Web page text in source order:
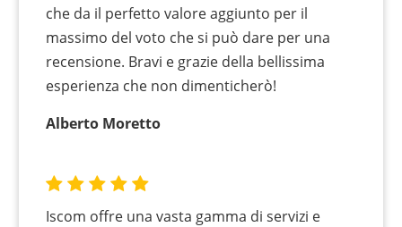
che da il perfetto valore aggiunto per il
massimo del voto che si può dare per una
recensione. Bravi e grazie della bellissima
esperienza che non dimenticherò!
Alberto Moretto
Iscom offre una vasta gamma di servizi e